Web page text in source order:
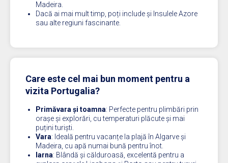
Madeira.
Dacă ai mai mult timp, poți include și Insulele Azore
sau alte regiuni fascinante.
Care este cel mai bun moment pentru a
vizita Portugalia?
Primăvara și toamna: Perfecte pentru plimbări prin
orașe și explorări, cu temperaturi plăcute și mai
puțini turiști.
Vara: Ideală pentru vacanțe la plajă în Algarve și
Madeira, cu apă numai bună pentru înot.
Iarna: Blândă și călduroasă, excelentă pentru a